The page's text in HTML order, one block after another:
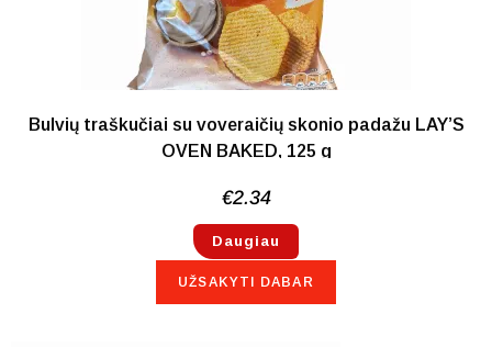
Bulvių traškučiai su voveraičių skonio padažu LAY’S
OVEN BAKED, 125 g
€2.34
Daugiau
UŽSAKYTI DABAR